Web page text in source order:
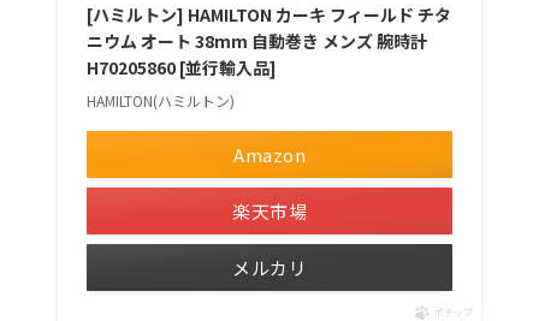
[ハミルトン] HAMILTON カーキ フィールド チタ
ニウム オート 38mm 自動巻き メンズ 腕時計
H70205860 [並行輸入品]
HAMILTON(ハミルトン)
Amazon
楽天市場
メルカリ
ポチップ